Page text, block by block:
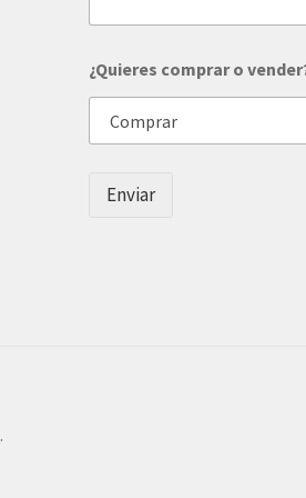
e
d
¿Quieres comprar o
Enviar
.